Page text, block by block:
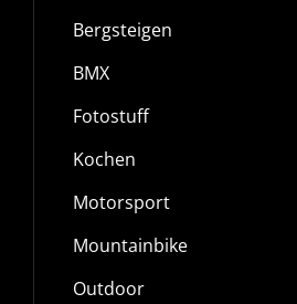
Bergsteigen
BMX
Fotostuff
Kochen
Motorsport
Mountainbike
Outdoor